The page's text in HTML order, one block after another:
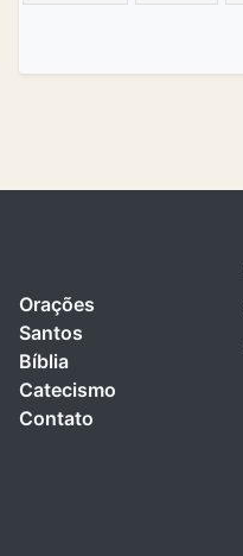
Orações
Santos
Bíblia
Catecismo
Contato